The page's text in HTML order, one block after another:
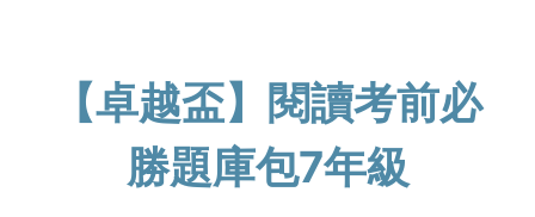
【卓越盃】閱讀考前必
勝題庫包7年級